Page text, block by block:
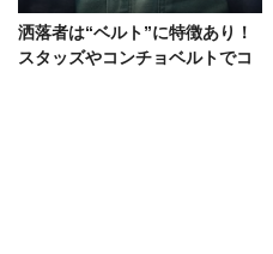
洒落者は“ベルト”に特徴あり！
スタッズやコンチョベルトでコ